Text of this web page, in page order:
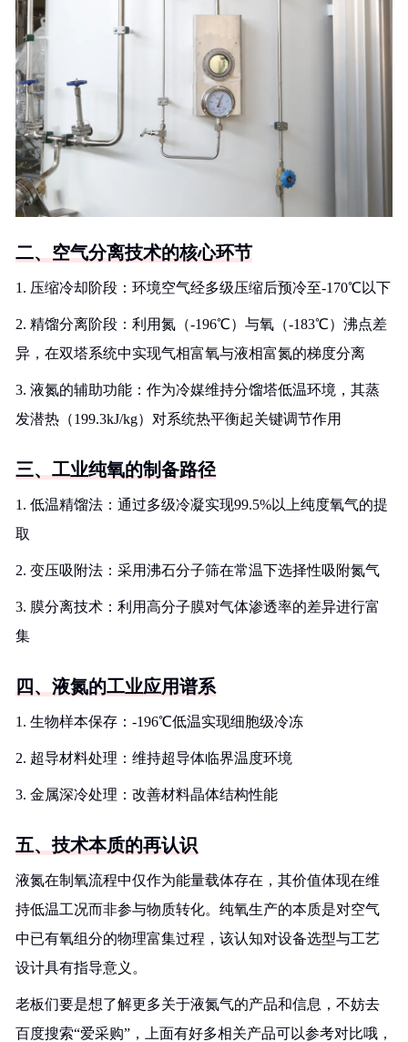
二、空气分离技术的核心环节
1. 压缩冷却阶段：环境空气经多级压缩后预冷至-170℃以下
2. 精馏分离阶段：利用氮（-196℃）与氧（-183℃）沸点差
异，在双塔系统中实现气相富氧与液相富氮的梯度分离
3. 液氮的辅助功能：作为冷媒维持分馏塔低温环境，其蒸
发潜热（199.3kJ/kg）对系统热平衡起关键调节作用
三、工业纯氧的制备路径
1. 低温精馏法：通过多级冷凝实现99.5%以上纯度氧气的提
取
2. 变压吸附法：采用沸石分子筛在常温下选择性吸附氮气
3. 膜分离技术：利用高分子膜对气体渗透率的差异进行富
集
四、液氮的工业应用谱系
1. 生物样本保存：-196℃低温实现细胞级冷冻
2. 超导材料处理：维持超导体临界温度环境
3. 金属深冷处理：改善材料晶体结构性能
五、技术本质的再认识
液氮在制氧流程中仅作为能量载体存在，其价值体现在维
持低温工况而非参与物质转化。纯氧生产的本质是对空气
中已有氧组分的物理富集过程，该认知对设备选型与工艺
设计具有指导意义。
老板们要是想了解更多关于液氮气的产品和信息，不妨去
百度搜索“爱采购”，上面有好多相关产品可以参考对比哦，